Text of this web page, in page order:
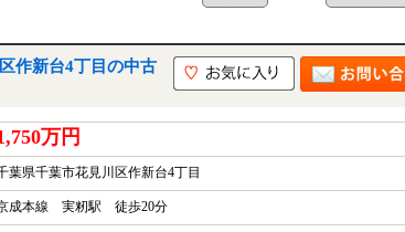
作新台4丁目の中古
万円
葉県千葉市花見川区作新台4丁目
成本線 実籾駅 徒歩20分